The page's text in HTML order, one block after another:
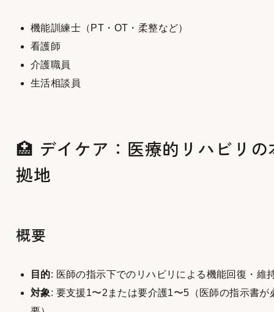
機能訓練士（PT・OT・柔整など）
看護師
介護職員
生活相談員
🏥 デイケア：医療的リハビリの
拠地
概要
目的: 医師の指示下でのリハビリによる機能回復・維
対象: 要支援1〜2または要介護1〜5（医師の指示書が